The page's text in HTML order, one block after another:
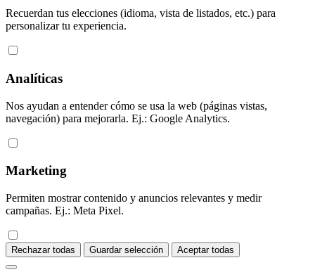
Recuerdan tus elecciones (idioma, vista de listados, etc.) para
personalizar tu experiencia.
Analíticas
Nos ayudan a entender cómo se usa la web (páginas vistas,
navegación) para mejorarla. Ej.: Google Analytics.
Marketing
Permiten mostrar contenido y anuncios relevantes y medir
campañas. Ej.: Meta Pixel.
Rechazar todas Guardar selección Aceptar todas